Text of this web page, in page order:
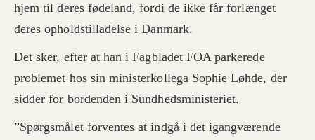
hjem til deres fødeland, fordi de ikke får forlænget
deres opholdstilladelse i Danmark.
Det sker, efter at han i Fagbladet FOA parkerede
problemet hos sin ministerkollega Sophie Løhde, der
sidder for bordenden i Sundhedsministeriet.
”Spørgsmålet forventes at indgå i det igangværende